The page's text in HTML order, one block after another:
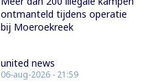
ontmanteld tijdens operatie
bij Moeroekreek
united news
06-aug-2026 - 21:59